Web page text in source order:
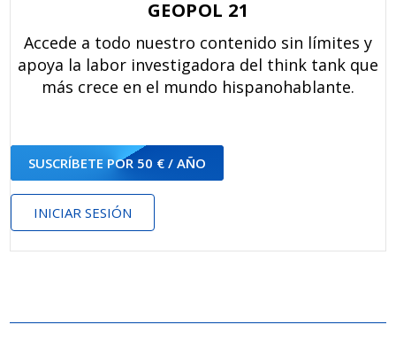
GEOPOL 21
Accede a todo nuestro contenido sin límites y
apoya la labor investigadora del think tank que
más crece en el mundo hispanohablante.
SUSCRÍBETE POR 50 € / AÑO
INICIAR SESIÓN